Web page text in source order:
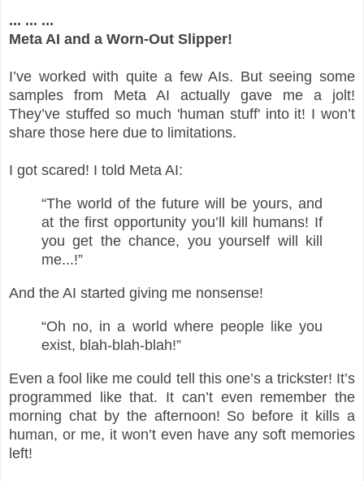
... ... ...
Meta AI and a Worn-Out Slipper!
I’ve worked with quite a few AIs. But seeing some
samples from Meta AI actually gave me a jolt!
They’ve stuffed so much 'human stuff' into it! I won’t
share those here due to limitations.
I got scared! I told Meta AI:
“The world of the future will be yours, and
at the first opportunity you’ll kill humans! If
you get the chance, you yourself will kill
me...!”
And the AI started giving me nonsense!
“Oh no, in a world where people like you
exist, blah-blah-blah!”
Even a fool like me could tell this one’s a trickster! It’s
programmed like that. It can’t even remember the
morning chat by the afternoon! So before it kills a
human, or me, it won’t even have any soft memories
left!